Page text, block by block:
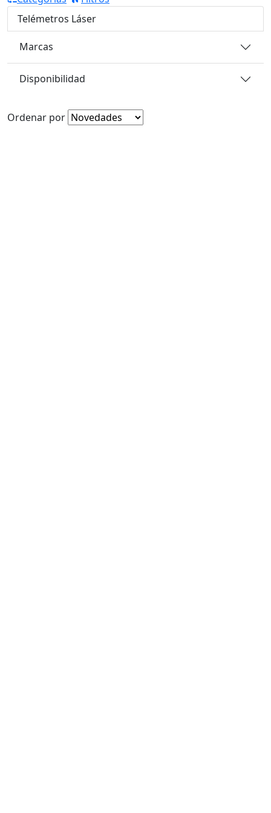
Telémetros Láser
Marcas
Disponibilidad
Ordenar por